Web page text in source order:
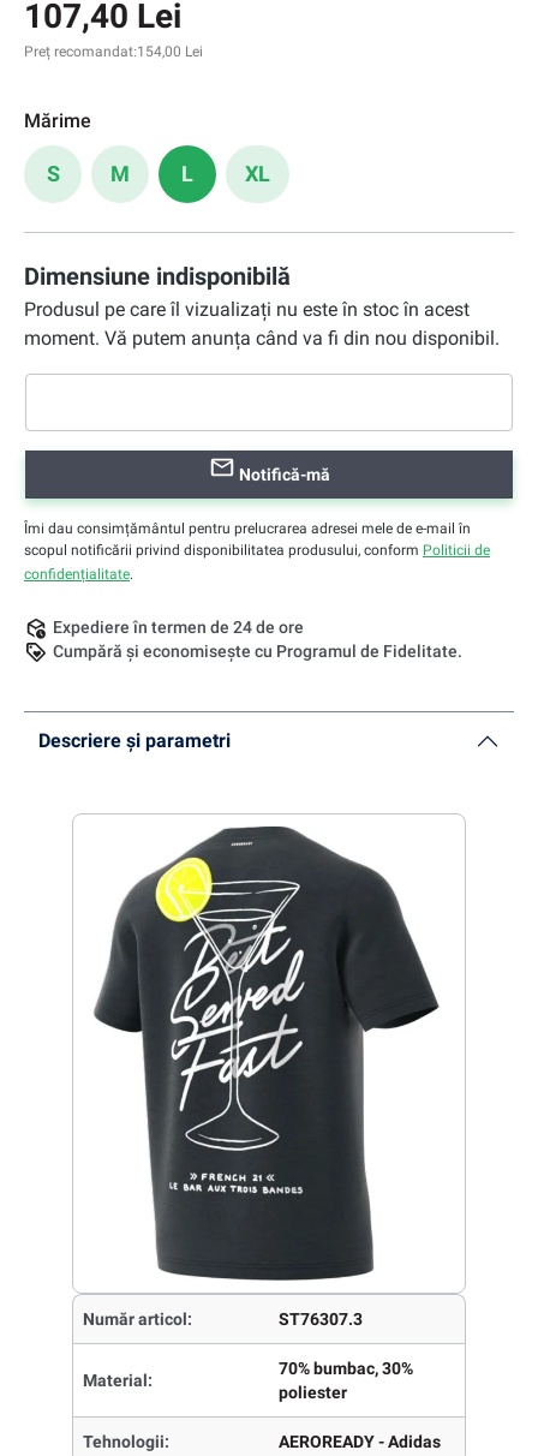
107,40 Lei
Preț recomandat:154,00 Lei
Mărime
S M L XL
Dimensiune indisponibilă
Produsul pe care îl vizualizați nu este în stoc în acest
moment. Vă putem anunța când va fi din nou disponibil.
Notifică-mă
Îmi dau consimțământul pentru prelucrarea adresei mele de e-mail în
scopul notificării privind disponibilitatea produsului, conform Politicii de
confidențialitate.
Expediere în termen de 24 de ore
Cumpără și economisește cu Programul de Fidelitate.
Descriere și parametri
Număr articol: ST76307.3
Material:
70% bumbac, 30%
poliester
Tehnologii: AEROREADY - Adidas